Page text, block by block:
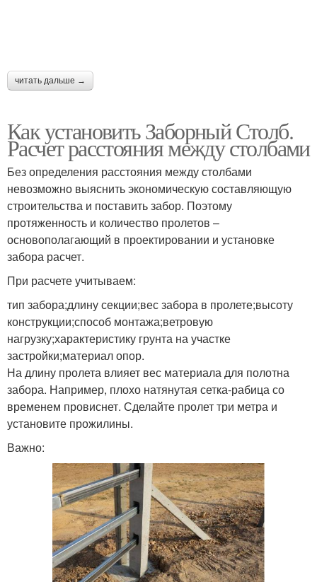
Забор на
Прожилины к железным
столбам
читать дальше →
Как установить Заборный Столб.
Расчет расстояния между столбами
Без определения расстояния между столбами
невозможно выяснить экономическую составляющую
строительства и поставить забор. Поэтому
протяженность и количество пролетов –
основополагающий в проектировании и установке
забора расчет.
При расчете учитываем:
тип забора;длину секции;вес забора в пролете;высоту
конструкции;способ монтажа;ветровую
нагрузку;характеристику грунта на участке
застройки;материал опор.
На длину пролета влияет вес материала для полотна
забора. Например, плохо натянутая сетка-рабица со
временем провиснет. Сделайте пролет три метра и
установите прожилины.
Важно: